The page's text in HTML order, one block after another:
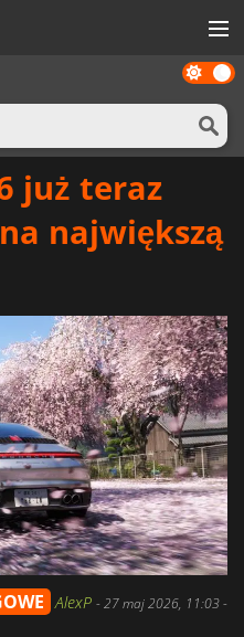
Dark
mode
już teraz
największą
AlexP -27 maj 2026, 11:03-